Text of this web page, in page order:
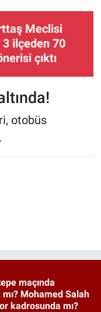
Meclisi
ilçeden 70
çıktı
otobüs
maçında
Mohamed Salah
kadrosunda mı?